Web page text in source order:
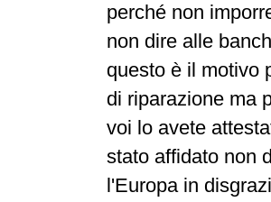
perché non
non dire alle
questo è il motivo
di riparazione ma
voi lo avete
stato affidato non
l'Europa in